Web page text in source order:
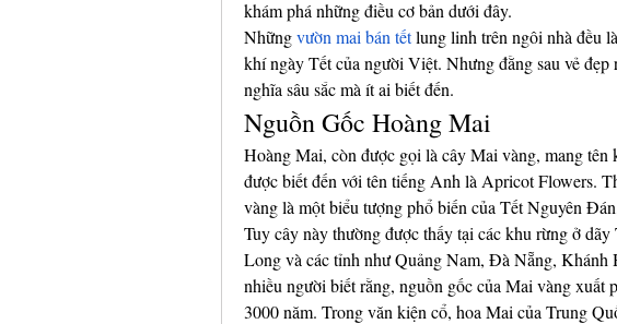
khám phá những điều cơ bản dưới đây.
Những vườn mai bán tết lung linh trên ngôi nhà đều
khí ngày Tết của người Việt. Nhưng đằng sau vẻ
nghĩa sâu sắc mà ít ai biết đến.
Nguồn Gốc Hoàng Mai
Hoàng Mai, còn được gọi là cây Mai vàng, mang tên
được biết đến với tên tiếng Anh là Apricot Flowers.
vàng là một biểu tượng phổ biến của Tết Nguyên
Tuy cây này thường được thấy tại các khu rừng ở
Long và các tỉnh như Quảng Nam, Đà Nẵng, Khánh
nhiều người biết rằng, nguồn gốc của Mai vàng xuất
3000 năm. Trong văn kiện cổ, hoa Mai của Trung